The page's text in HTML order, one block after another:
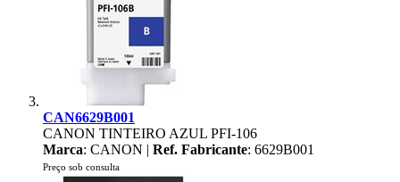
CAN6629B001
CANON TINTEIRO AZUL PFI-106
Marca: CANON | Ref. Fabricante: 6629B001
Preço sob consulta